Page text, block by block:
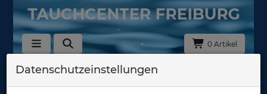
0 Artikel
Zurück
Datenschutzeinstellungen